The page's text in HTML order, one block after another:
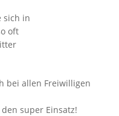
sich in
oft
bei allen Freiwilligen
super Einsatz!